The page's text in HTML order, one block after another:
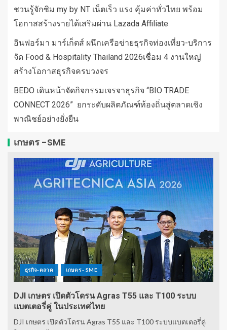
ชวนรู้จักซิม my by NT เน็ตเร็ว แรง คุ้มค่าทั่วไทย พร้อม
โอกาสสร้างรายได้เสริมผ่าน Lazada Affiliate
อินฟอร์มา มาร์เก็ตส์ ผนึกเครือข่ายธุรกิจท่องเที่ยว-บริการ
จัด Food & Hospitality Thailand 2026เชื่อม 4 งานใหญ่
สร้างโอกาสธุรกิจครบวงจร
BEDO เดินหน้าจัดกิจกรรมเจรจาธุรกิจ “BIO TRADE
CONNECT 2026” ยกระดับผลิตภัณฑ์ท้องถิ่นสู่ตลาดเชิง
พาณิชย์อย่างยั่งยืน
เกษตร -SME
ธุรกิจ-ตลาด เกษตร - SME
DJI เกษตร เปิดตัวโดรน Agras T55 และ T100 ระบบ
แบตเตอรี่คู่ ในประเทศไทย
DJI เกษตร เปิดตัวโดรน Agras T55 และ T100 ระบบแบตเตอรี่คู่